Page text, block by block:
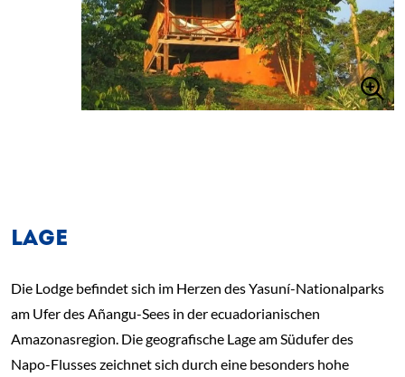
LAGE
Die Lodge befindet sich im Herzen des Yasuní-Nationalparks
am Ufer des Añangu-Sees in der ecuadorianischen
Amazonasregion. Die geografische Lage am Südufer des
Napo-Flusses zeichnet sich durch eine besonders hohe